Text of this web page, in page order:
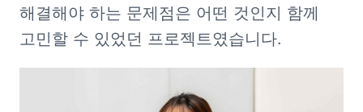
해결해야 하는 문제점은 어떤 것인지 함께
고민할 수 있었던 프로젝트였습니다.